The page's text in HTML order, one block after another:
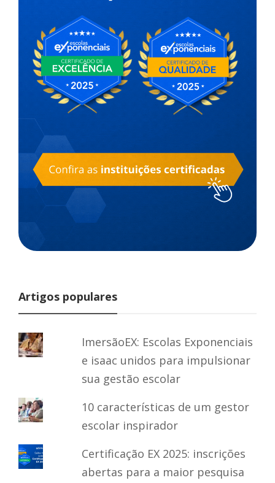
Artigos populares
ImersãoEX: Escolas Exponenciais
e isaac unidos para impulsionar
sua gestão escolar
10 características de um gestor
escolar inspirador
Certificação EX 2025: inscrições
abertas para a maior pesquisa